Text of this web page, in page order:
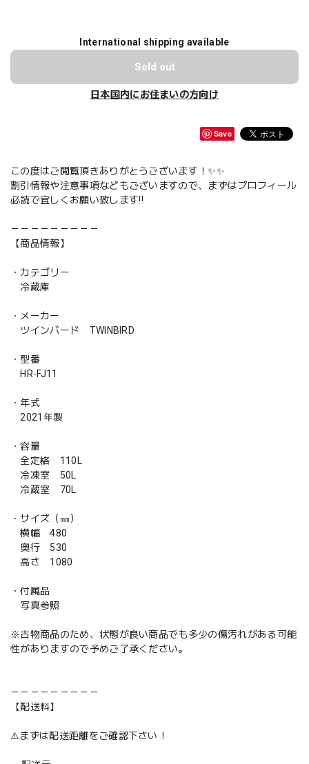
International shipping available
Sold out
日本国内にお住まいの方向け
Save
この度はご閲覧頂きありがとうございます！✨✨
割引情報や注意事項などもございますので、まずはプロフィール
必読で宜しくお願い致します‼️
－－－－－－－－－
【商品情報】
・カテゴリー
冷蔵庫
・メーカー
ツインバード TWINBIRD
・型番
HR-FJ11
・年式
2021年製
・容量
全定格 110L
冷凍室 50L
冷蔵室 70L
・サイズ（㎜）
横幅 480
奥行 530
高さ 1080
・付属品
写真参照
※古物商品のため、状態が良い商品でも多少の傷汚れがある可能
性がありますので予めご了承ください。
－－－－－－－－－
【配送料】
⚠️まずは配送距離をご確認下さい！